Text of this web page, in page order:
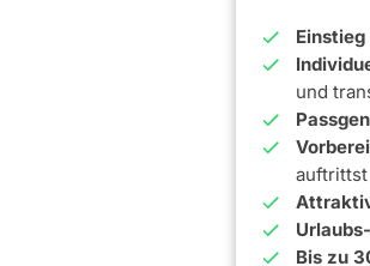
und
auftrittst
Bis zu